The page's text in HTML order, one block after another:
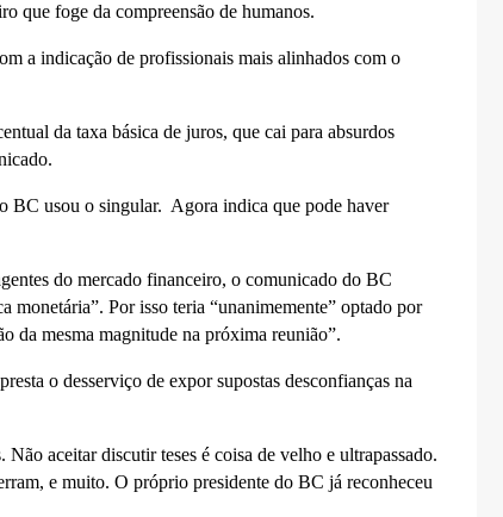
que foge da compreensão de humanos.
a indicação de profissionais mais alinhados com o
da taxa básica de juros, que cai para absurdos
BC usou o singular. Agora indica que pode haver
do mercado financeiro, o comunicado do BC
monetária”. Por isso teria “unanimemente” optado por
da mesma magnitude na próxima reunião”.
o desserviço de expor supostas desconfianças na
aceitar discutir teses é coisa de velho e ultrapassado.
e muito. O próprio presidente do BC já reconheceu